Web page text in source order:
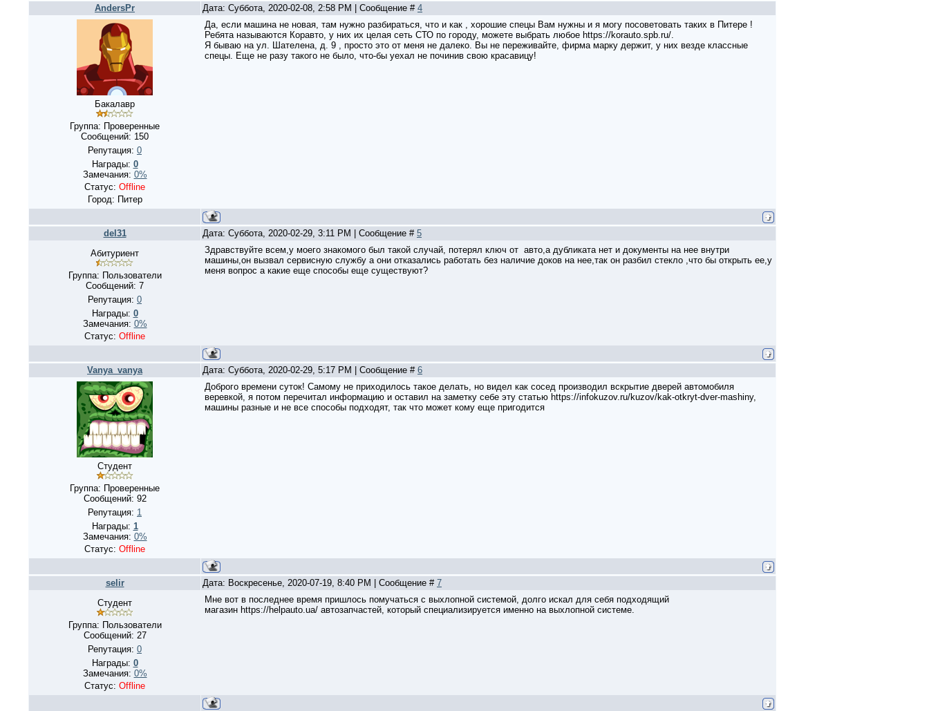
AndersPr Дата: Суббота, 2020-02-08, 2:58 PM | Сообщение # 4
Бакалавр
Группа: Проверенные
Сообщений: 150
Репутация: 0
Награды: 0
Замечания: 0%
Статус: Offline
Город: Питер
Да, если машина не новая, там нужно разбираться, что и как , хорошие спецы Вам нужны и я могу посоветовать таких в Питере !
Ребята называются Коравто, у них их целая сеть СТО по городу, можете выбрать любое https://korauto.spb.ru/.
Я бываю на ул. Шателена, д. 9 , просто это от меня не далеко. Вы не переживайте, фирма марку держит, у них везде классные
спецы. Еще не разу такого не было, что-бы уехал не починив свою красавицу!
del31 Дата: Суббота, 2020-02-29, 3:11 PM | Сообщение # 5
Абитуриент
Группа: Пользователи
Сообщений: 7
Репутация: 0
Награды: 0
Замечания: 0%
Статус: Offline
Здравствуйте всем,у моего знакомого был такой случай, потерял ключ от авто,а дубликата нет и документы на нее внутри
машины,он вызвал сервисную службу а они отказались работать без наличие доков на нее,так он разбил стекло ,что бы открыть ее,у
меня вопрос а какие еще способы еще существуют?
Vanya_vanya Дата: Суббота, 2020-02-29, 5:17 PM | Сообщение # 6
Студент
Группа: Проверенные
Сообщений: 92
Репутация: 1
Награды: 1
Замечания: 0%
Статус: Offline
Доброго времени суток! Самому не приходилось такое делать, но видел как сосед производил вскрытие дверей автомобиля
веревкой, я потом перечитал информацию и оставил на заметку себе эту статью https://infokuzov.ru/kuzov/kak-otkryt-dver-mashiny,
машины разные и не все способы подходят, так что может кому еще пригодится
selir Дата: Воскресенье, 2020-07-19, 8:40 PM | Сообщение # 7
Студент
Группа: Пользователи
Сообщений: 27
Репутация: 0
Награды: 0
Замечания: 0%
Статус: Offline
Мне вот в последнее время пришлось помучаться с выхлопной системой, долго искал для себя подходящий
магазин https://helpauto.ua/ автозапчастей, который специализируется именно на выхлопной системе.